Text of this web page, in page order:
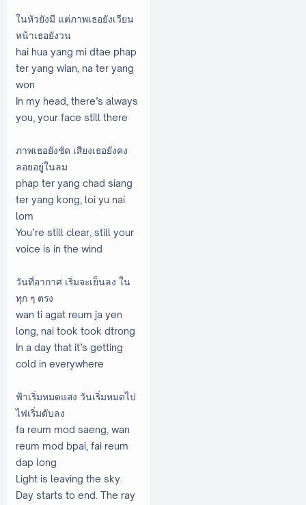
ในหัวยังมี แต่ภาพเธอยังเวียน
หน้าเธอยังวน
hai hua yang mi dtae phap
ter yang wian, na ter yang
won
In my head, there’s always
you, your face still there
ภาพเธอยังชัด เสียงเธอยังคง
ลอยอยู่ในลม
phap ter yang chad siang
ter yang kong, loi yu nai
lom
You’re still clear, still your
voice is in the wind
วันที่อากาศ เริ่มจะเย็นลง ใน
ทุก ๆ ตรง
wan ti agat reum ja yen
long, nai took took dtrong
In a day that it’s getting
cold in everywhere
ฟ้าเริ่มหมดแสง วันเริ่มหมดไป
ไฟเริ่มดับลง
fa reum mod saeng, wan
reum mod bpai, fai reum
dap long
Light is leaving the sky.
Day starts to end. The ray